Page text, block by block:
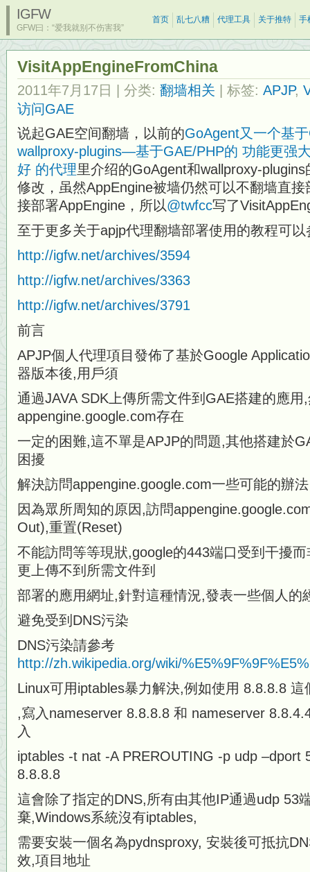
IGFW
GFW曰：“爱我就别不伤害我”
首页 乱七八糟 代理工具 关于推特 手
VisitAppEngineFromChina
2011年7月17日 | 分类: 翻墙相关 | 标签: APJP,
访问GAE
说起GAE空间翻墙，以前的GoAgent又一个基
wallproxy-plugins—基于GAE/PHP的 功能更强
好 的代理里介绍的GoAgent和wallproxy-
修改，虽然AppEngine被墙仍然可以不翻墙直
接部署AppEngine，所以@twfcc写了
至于更多关于apjp代理翻墙部署使用的教程可以
http://igfw.net/archives/3594
http://igfw.net/archives/3363
http://igfw.net/archives/3791
前言
APJP個人代理項目發佈了基於Google
器版本後,用戶須
通過JAVA SDK上傳所需文件到GAE搭建的應
appengine.google.com存在
一定的困難,這不單是APJP的問題,其他搭建於
困擾
解決訪問appengine.google.com一些可能的辦法
因為眾所周知的原因,訪問
Out),重置(Reset)
不能訪問等等現狀,google的443端口受到干擾
更上傳不到所需文件到
部署的應用網址,針對這種情況,發表一些個人的
避免受到DNS污染
DNS污染請參考
http://zh.wikipedia.org/wiki/
Linux可用iptables暴力解決,例如使用 8.8.8.8
,寫入nameserver 8.8.8.8 和 nameserver
入
iptables -t nat -A PREROUTING -p udp –dport
8.8.8.8
這會除了指定的DNS,所有由其他IP通過udp 53
棄,Windows系統沒有iptables,
需要安裝一個名為pydnsproxy, 安裝後可抵抗
效,項目地址